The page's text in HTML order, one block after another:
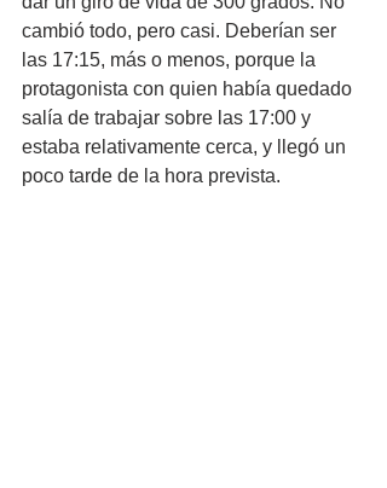
cambió todo, pero casi. Deberían ser
las 17:15, más o menos, porque la
protagonista con quien había quedado
salía de trabajar sobre las 17:00 y
estaba relativamente cerca, y llegó un
poco tarde de la hora prevista.